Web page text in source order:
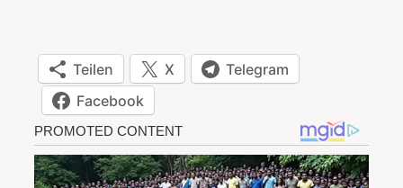
Teilen X
Telegram
Facebook